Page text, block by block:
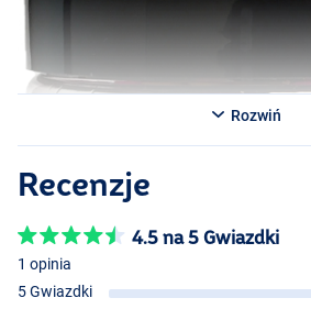
Rozwiń
Recenzje
4.5 na 5 Gwiazdki
1 opinia
5 Gwiazdki